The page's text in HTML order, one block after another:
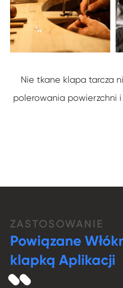
Nie tkane klapa tarcza
polerowania powierzchni
ZASTOSOWANIE
Powiązane
klapką Aplikacji